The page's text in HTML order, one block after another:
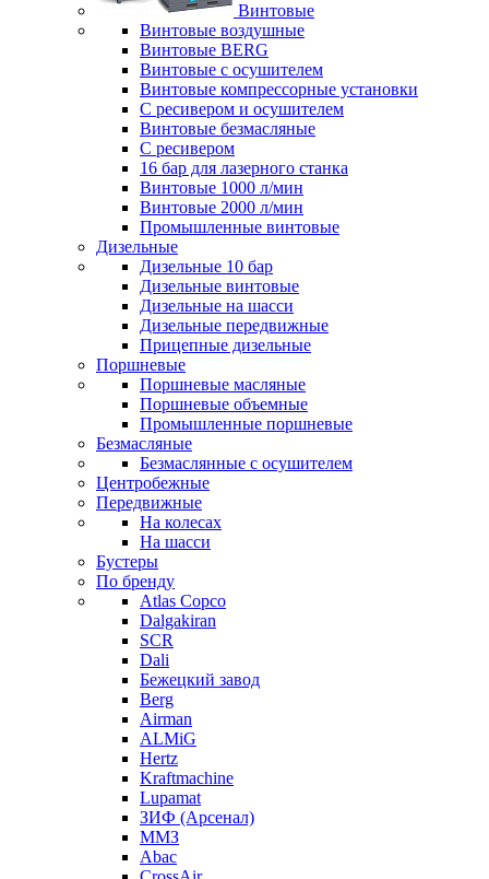
Винтовые
Винтовые воздушные
Винтовые BERG
Винтовые с осушителем
Винтовые компрессорные установки
C ресивером и осушителем
Винтовые безмасляные
C ресивером
16 бар для лазерного станка
Винтовые 1000 л/мин
Винтовые 2000 л/мин
Промышленные винтовые
Дизельные
Дизельные 10 бар
Дизельные винтовые
Дизельные на шасси
Дизельные передвижные
Прицепные дизельные
Поршневые
Поршневые масляные
Поршневые объемные
Промышленные поршневые
Безмасляные
Безмаслянные с осушителем
Центробежные
Передвижные
На колесах
На шасси
Бустеры
По бренду
Atlas Copco
Dalgakiran
SCR
Dali
Бежецкий завод
Berg
Airman
ALMiG
Hertz
Kraftmachine
Lupamat
ЗИФ (Арсенал)
ММЗ
Abac